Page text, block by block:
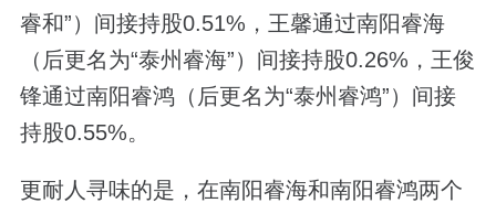
睿和”）间接持股0.51%，王馨通过南阳睿海
（后更名为“泰州睿海”）间接持股0.26%，王俊
锋通过南阳睿鸿（后更名为“泰州睿鸿”）间接
持股0.55%。
更耐人寻味的是，在南阳睿海和南阳睿鸿两个